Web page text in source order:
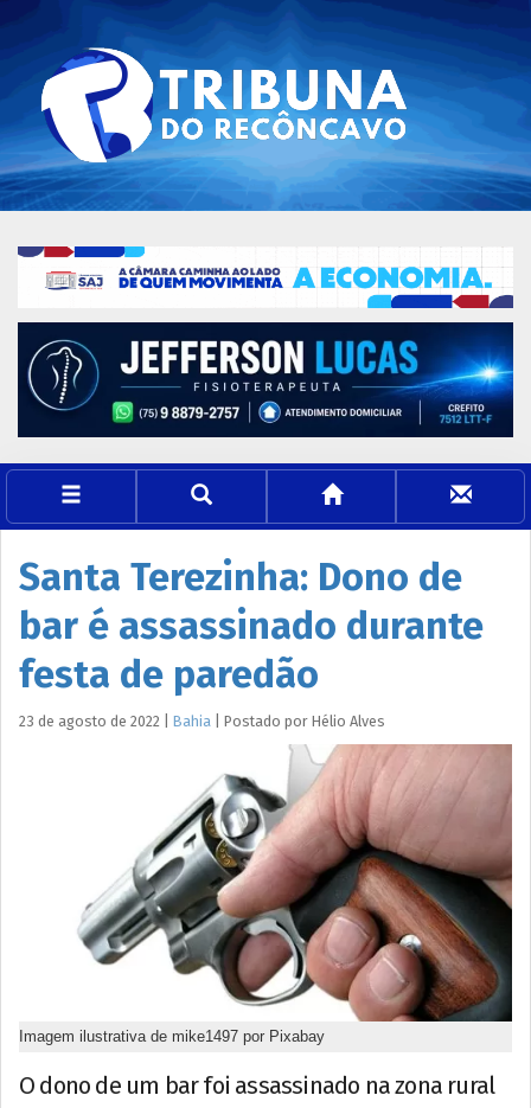
Santa Terezinha: Dono de
bar é assassinado durante
festa de paredão
23 de agosto de 2022 Bahia Postado por Hélio Alves
Imagem ilustrativa de mike1497 por Pixabay
O dono de um bar foi assassinado na zona rural